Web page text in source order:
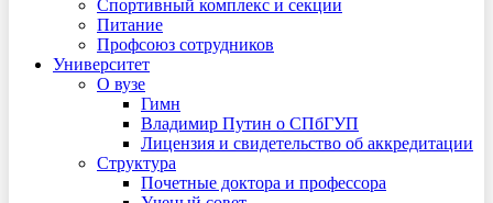
Спортивный комплекс и секции
Питание
Профсоюз сотрудников
Университет
О вузе
Гимн
Владимир Путин о СПбГУП
Лицензия и свидетельство об аккредитации
Структура
Почетные доктора и профессора